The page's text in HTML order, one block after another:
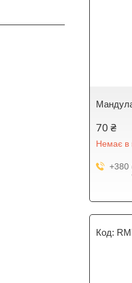
70 ₴
Немає в
+380